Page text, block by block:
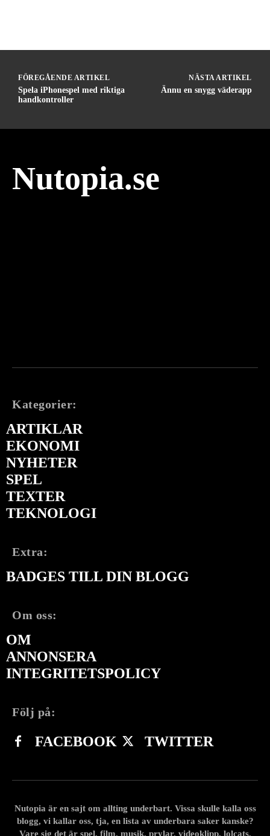
FÖREGÅENDE ARTIKEL
Spela iPhonespel med riktiga
handkontroller
NÄSTA ARTIKEL
Ännu en snygg väderapp
Nutopia.se
Kategorier:
ARTIKLAR
EKONOMI
NYHETER
SPEL
TEXTER
TEKNOLOGI
Extra:
BADGES TILL DIN BLOGG
Om oss:
OM
ANNONSERA
INTEGRITETSPOLICY
Följ på:
FACEBOOK TWITTER
Nutopia är en sajt om allting underbart. Vissa skulle kalla oss
blogg, vi kallar oss, tja, en lista av underbara saker kanske?
Vare sig det är spel, film, musik, prylar, videoklipp, lolcats,